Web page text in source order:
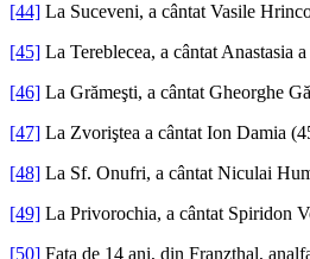
[44] La Suceveni, a cântat Vasile
[45] La Tereblecea, a cântat Anastasia
[46] La Grămeşti, a cântat Gheorghe
[47] La Zvoriştea a cântat Ion Damia
[48] La Sf. Onufri, a cântat Niculai
[49] La Privorochia, a cântat Spiridon
[50] Fata de 14 ani, din Franzthal,